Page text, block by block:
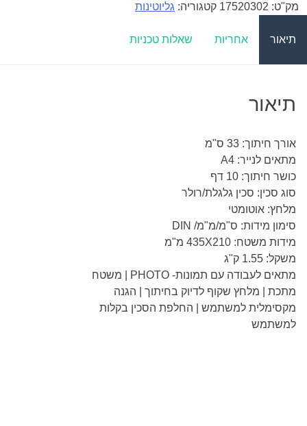
מק"ט: 17520302 קטגוריה: גליוטינות
תיאור אחריות שאלות טכניות
תיאור
אורך חיתוך: 33 ס"מ
מתאים לנייר: A4
כושר חיתוך: 10 דף
סוג סכין: סכין גלגלת/רולר
מלחץ: אוטומטי
סימון מידות: ס"מ/מ"מ/ DIN
מידות משטח: 435X210 מ"מ
משקל: 1.55 ק"ג
מתאים לעבודה עם תמונות- PHOTO | משטח
מתכת | מלחץ שקוף לדיוק בחיתוך | הגנה
מקסימלית למשתמש | החלפת הסכין בקלות
למשתמש